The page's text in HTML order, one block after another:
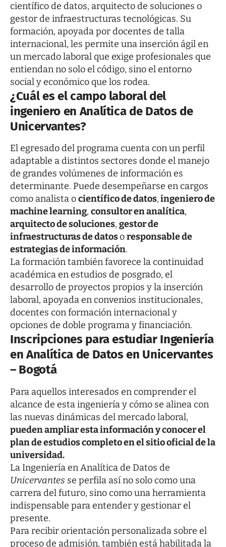
científico de datos, arquitecto de soluciones o
gestor de infraestructuras tecnológicas. Su
formación, apoyada por docentes de talla
internacional, les permite una inserción ágil en
un mercado laboral que exige profesionales que
entiendan no solo el código, sino el entorno
social y económico que los rodea.
¿Cuál es el campo laboral del
ingeniero en Analítica de Datos de
Unicervantes?
El egresado del programa cuenta con un perfil
adaptable a distintos sectores donde el manejo
de grandes volúmenes de información es
determinante. Puede desempeñarse en cargos
como analista ocientífico de datos,ingeniero de
machine learning, consultor en analítica,
arquitecto de soluciones, gestor de
infraestructuras de datosoresponsable de
estrategias de información.
La formación también favorece la continuidad
académica en estudios de posgrado, el
desarrollo de proyectos propios y la inserción
laboral, apoyada en convenios institucionales,
docentes con formación internacional y
opciones de doble programa y financiación.
Inscripciones para estudiar Ingeniería
en Analítica de Datos en Unicervantes
– Bogotá
Para aquellos interesados en comprender el
alcance de esta ingeniería y cómo se alinea con
las nuevas dinámicas del mercado laboral,
pueden ampliar esta información y conocer el
plan de estudios completo en el sitio oficial de la
universidad.
La Ingeniería en Analítica de Datos de
Unicervantes se perfila así no solo como una
carrera del futuro, sino como una herramienta
indispensable para entender y gestionar el
presente.
Para recibir orientación personalizada sobre el
proceso de admisión, también está habilitada la